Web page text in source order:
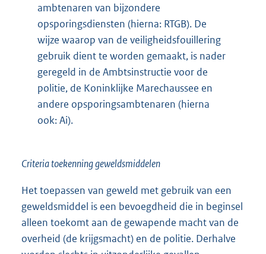
ambtenaren van bijzondere
opsporingsdiensten (hierna: RTGB). De
wijze waarop van de veiligheidsfouillering
gebruik dient te worden gemaakt, is nader
geregeld in de Ambtsinstructie voor de
politie, de Koninklijke Marechaussee en
andere opsporingsambtenaren (hierna
ook: Ai).
Criteria toekenning geweldsmiddelen
Het toepassen van geweld met gebruik van een
geweldsmiddel is een bevoegdheid die in beginsel
alleen toekomt aan de gewapende macht van de
overheid (de krijgsmacht) en de politie. Derhalve